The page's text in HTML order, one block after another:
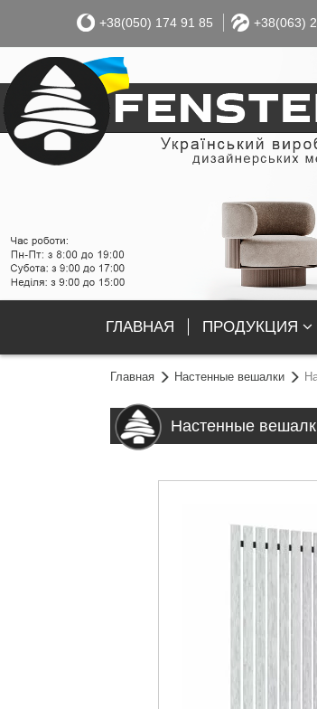
+38(050) 174 91 85 +38(063)
ГЛАВНАЯ ПРОДУКЦИЯ
Главная Настенные вешалки
Настенные